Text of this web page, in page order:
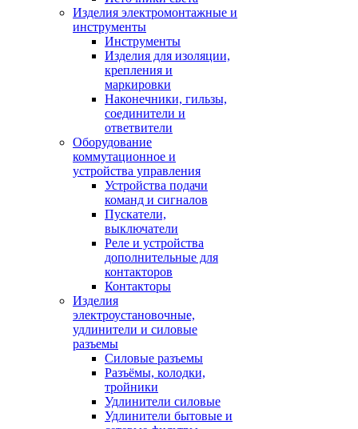
Изделия электромонтажные и
инструменты
Инструменты
Изделия для изоляции,
крепления и
маркировки
Наконечники, гильзы,
соединители и
ответвители
Оборудование
коммутационное и
устройства управления
Устройства подачи
команд и сигналов
Пускатели,
выключатели
Реле и устройства
дополнительные для
контакторов
Контакторы
Изделия
электроустановочные,
удлинители и силовые
разъемы
Силовые разъемы
Разъёмы, колодки,
тройники
Удлинители силовые
Удлинители бытовые и